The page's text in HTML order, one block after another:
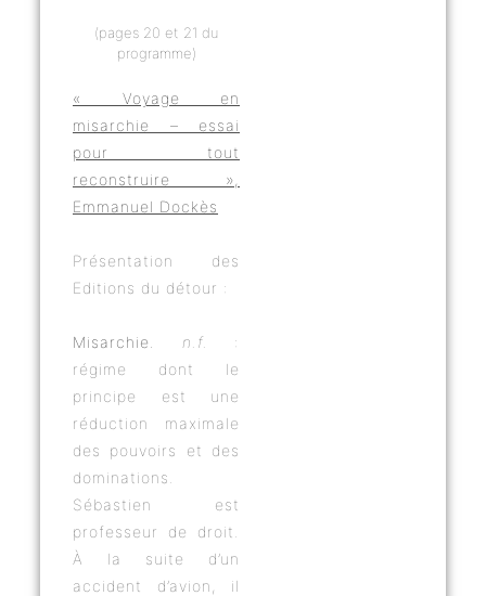
(pages 20 et 21 du
programme)
« Voyage en
misarchie – essai
pour tout
reconstruire »,
Emmanuel Dockès
Présentation des
Editions du détour :
Misarchie. n.f.
:
régime dont le
principe est une
réduction maximale
des pouvoirs et des
dominations.
Sébastien est
professeur de droit.
À la suite d’un
accident d’avion, il